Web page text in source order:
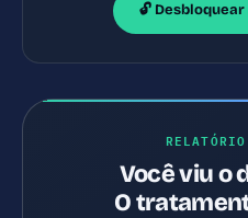
🔓
Você viu o
O